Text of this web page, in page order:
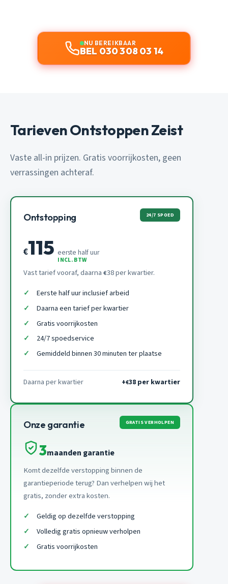
NU BEREIKBAAR
BEL 030 308 03 14
Tarieven Ontstoppen Zeist
Vaste all-in prijzen. Gratis voorrijkosten, geen
verrassingen achteraf.
Ontstopping 24/7 SPOED
€115 eerste half uur
INCL. BTW
Vast tarief vooraf, daarna €38 per kwartier.
Eerste half uur inclusief arbeid
Daarna een tarief per kwartier
Gratis voorrijkosten
24/7 spoedservice
Gemiddeld binnen 30 minuten ter plaatse
Daarna per kwartier +€38 per kwartier
Onze garantie GRATIS VERHOLPEN
3maanden garantie
Komt dezelfde verstopping binnen de
garantieperiode terug? Dan verhelpen wij het
gratis, zonder extra kosten.
Geldig op dezelfde verstopping
Volledig gratis opnieuw verholpen
Gratis voorrijkosten